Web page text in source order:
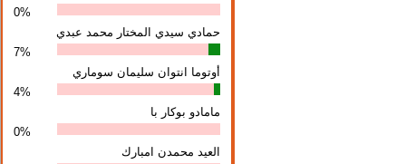
0%
حمادي سيدي المختار محمد عبدي
7%
أوتوما انتوان سلیمان سوماري
4%
مامادو بوكار با
0%
العيد محمدن امبارك